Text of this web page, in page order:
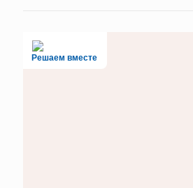
Решаем вместе